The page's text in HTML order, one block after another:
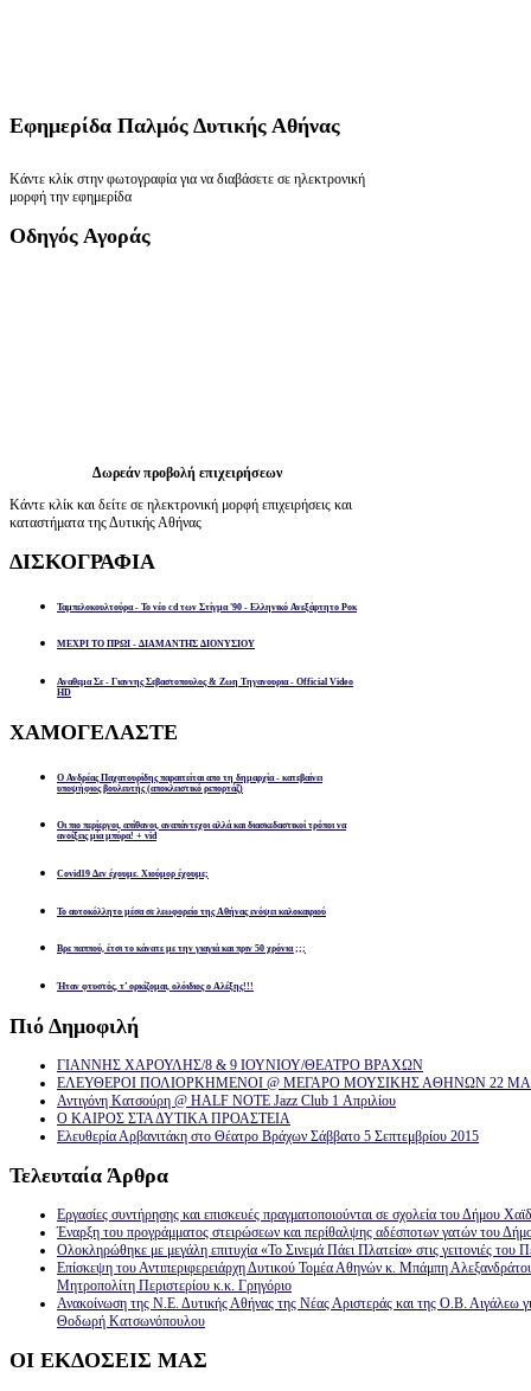
Εφημερίδα Παλμός Δυτικής Αθήνας
Κάντε κλίκ στην φωτογραφία για να διαβάσετε σε ηλεκτρονική
μορφή την εφημερίδα
Οδηγός Αγοράς
Δωρεάν προβολή επιχειρήσεων
Κάντε κλίκ και δείτε σε ηλεκτρονική μορφή επιχειρήσεις και
καταστήματα της Δυτικής Αθήνας
ΔΙΣΚΟΓΡΑΦΙΑ
Ταμπελοκουλτούρα - Το νέο cd των Στίγμα '90 - Ελληνικό Ανεξάρτητο Ροκ
ΜΕΧΡΙ ΤΟ ΠΡΩΙ - ΔΙΑΜΑΝΤΗΣ ΔΙΟΝΥΣΙΟΥ
Αναθεμα Σε - Γιαννης Σεβαστοπουλος & Ζωη Τηγανουρια - Official Video
HD
ΧΑΜΟΓΕΛΑΣΤΕ
Ο Ανδρέας Παχατουρίδης παραιτείται απο τη δημαρχία - κατεβαίνει
υποψήφιος βουλευτής (αποκλειστικό ρεπορτάζ)
Οι πιο περίεργοι, απίθανοι, αναπάντεχοι αλλά και διασκεδαστικοί τρόποι να
ανοίξεις μία μπύρα! + vid
Covid19 Δεν έχουμε. Χιούμορ έχουμε;
Το αυτοκόλλητο μέσα σε λεωφορείο της Αθήνας ενόψει καλοκαιριού
Βρε παππού, έτσι το κάνατε με την γιαγιά και πριν 50 χρόνια ;;;
Ήταν φτυστός, τ’ ορκίζομαι, ολόιδιος ο Αλέξης!!!
Πιό Δημοφιλή
ΓΙΑΝΝΗΣ ΧΑΡΟΥΛΗΣ/8 & 9 ΙΟΥΝΙΟΥ/ΘΕΑΤΡΟ ΒΡΑΧΩΝ
ΕΛΕΥΘΕΡΟΙ ΠΟΛΙΟΡΚΗΜΕΝΟΙ @ ΜΕΓΑΡΟ ΜΟΥΣΙΚΗΣ ΑΘΗΝΩΝ 22
Αντιγόνη Κατσούρη @ HALF NOTE Jazz Club 1 Απριλίου
Ο ΚΑΙΡΟΣ ΣΤΑ ΔΥΤΙΚΑ ΠΡΟΑΣΤΕΙΑ
Ελευθερία Αρβανιτάκη στο Θέατρο Βράχων Σάββατο 5 Σεπτεμβρίου 2015
Τελευταία Άρθρα
Εργασίες συντήρησης και επισκευές πραγματοποιούνται σε σχολεία του Δήμου
Έναρξη του προγράμματος στειρώσεων και περίθαλψης αδέσποτων γατών του
Ολοκληρώθηκε με μεγάλη επιτυχία «Το Σινεμά Πάει Πλατεία» στις γειτονιές του
Επίσκεψη του Αντιπεριφερειάρχη Δυτικού Τομέα Αθηνών κ. Μπάμπη
Μητροπολίτη Περιστερίου κ.κ. Γρηγόριο
Ανακοίνωση της Ν.Ε. Δυτικής Αθήνας της Νέας Αριστεράς και της Ο.Β. Αιγάλεω
Θοδωρή Κατσωνόπουλου
ΟΙ ΕΚΔΟΣΕΙΣ ΜΑΣ